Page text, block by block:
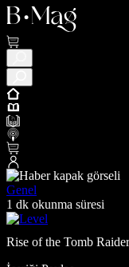
Genel
1 dk okunma süresi
Rise of the Tomb